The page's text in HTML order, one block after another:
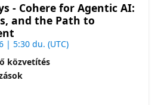
- Cohere for Agentic AI:
and the Path to
| 5:30 du. (UTC)
közvetítés